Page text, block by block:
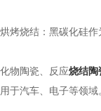
烧结：黑碳化硅作
陶瓷、反应烧结陶
于汽车、电子等领域